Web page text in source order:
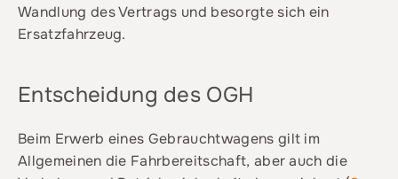
Wandlung des Vertrags und besorgte sich ein
Ersatzfahrzeug.
Entscheidung des OGH
Beim Erwerb eines Gebrauchtwagens gilt im
Allgemeinen die Fahrbereitschaft, aber auch die